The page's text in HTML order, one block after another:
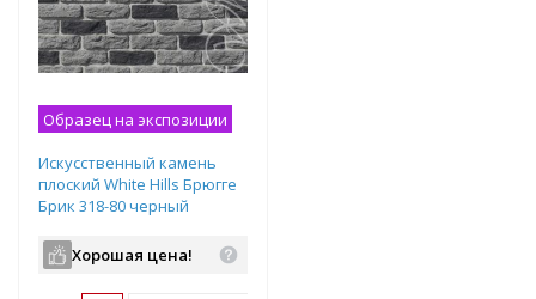
Образец на экспозиции
Искусственный камень
плоский White Hills Брюгге
Брик 318-80 черный
Хорошая цена!